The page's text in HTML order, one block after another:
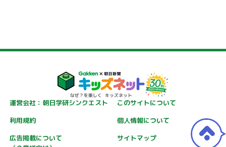
運営会社：朝日学研シンクエスト
このサイトについて
利用規約
個人情報について
広告掲載について
サイトマップ